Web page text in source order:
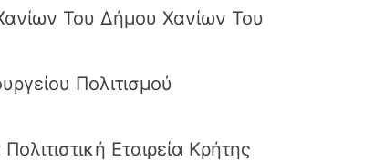
Του Δήμου Χανίων Του
Πολιτισμού
Πολιτιστική Εταιρεία Κρήτης